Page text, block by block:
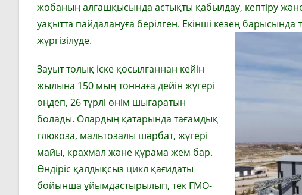
жобаның алғашқысында астықты қабылдау, кептіру
уақытта пайдалануға берілген. Екінші кезең
жүргізілуде.
Зауыт толық іске қосылғаннан кейін
жылына 150 мың тоннаға дейін жүгері
өңдеп, 26 түрлі өнім шығаратын
болады. Олардың қатарында тағамдық
глюкоза, мальтозалы шәрбат, жүгері
майы, крахмал және құрама жем бар.
Өндіріс қалдықсыз цикл қағидаты
бойынша ұйымдастырылып, тек ГМО-